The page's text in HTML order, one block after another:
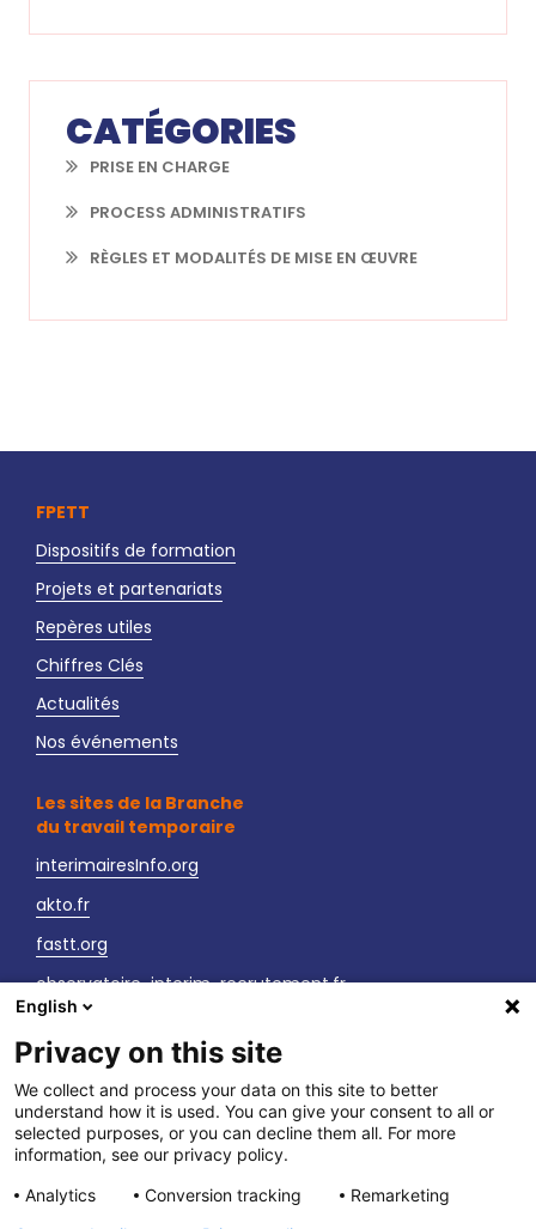
CATÉGORIES
PRISE EN CHARGE
PROCESS ADMINISTRATIFS
RÈGLES ET MODALITÉS DE MISE EN ŒUVRE
FPETT
Dispositifs de formation
Projets et partenariats
Repères utiles
Chiffres Clés
Actualités
Nos événements
Les sites de la Branche
du travail temporaire
interimairesInfo.org
akto.fr
fastt.org
observatoire-interim-recrutement.fr
sante-securite-interim.fr
Nous contacter
LinkedIn
Vos interlocuteurs
English
Privacy on this site
We collect and process your data on this site to better
understand how it is used. You can give your consent to all or
selected purposes, or you can decline them all. For more
information, see our privacy policy.
Analytics
Conversion tracking
Remarketing